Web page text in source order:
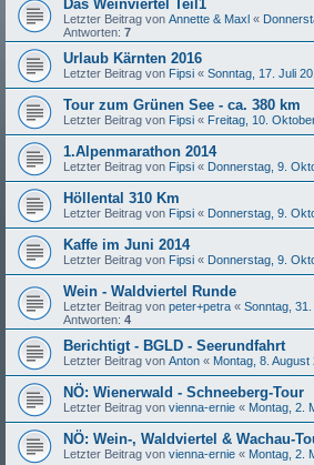
Das Weinviertel Teil1
Letzter Beitrag von Annette & Maxl «
Antworten: 7
Urlaub Kärnten 2016
Letzter Beitrag von Fipsi « Sonntag, 17. Juli
Tour zum Grünen See - ca. 380 km
Letzter Beitrag von Fipsi « Freitag, 10.
1.Alpenmarathon 2014
Letzter Beitrag von Fipsi « Donnerstag, 9.
Höllental 310 Km
Letzter Beitrag von Fipsi « Donnerstag, 9.
Kaffe im Juni 2014
Letzter Beitrag von Fipsi « Donnerstag, 9.
Wein - Waldviertel Runde
Letzter Beitrag von peter+petra « Sonntag,
Antworten: 4
Berichtigt - BGLD - Seerundfahrt
Letzter Beitrag von Anton « Montag, 8. August
NÖ: Wienerwald - Schneeberg-Tour
Letzter Beitrag von vienna-ernie « Montag, 2.
NÖ: Wein-, Waldviertel & Wachau-
Letzter Beitrag von vienna-ernie « Montag, 2.